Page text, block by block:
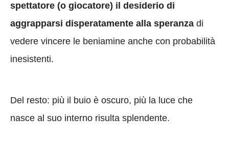
spettatore (o giocatore) il desiderio di
aggrapparsi disperatamente alla speranza di
vedere vincere le beniamine anche con probabilità
inesistenti.
Del resto: più il buio è oscuro, più la luce che
nasce al suo interno risulta splendente.